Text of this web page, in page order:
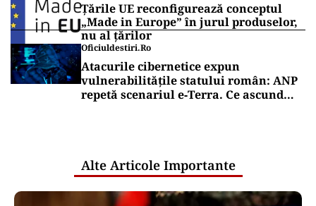
Țările UE reconfigurează conceptul
„Made in Europe” în jurul produselor,
nu al țărilor
Oficiuldestiri.ro
Atacurile cibernetice expun
vulnerabilitățile statului român: ANP
repetă scenariul e‑Terra. Ce ascund
Alte Articole Importante